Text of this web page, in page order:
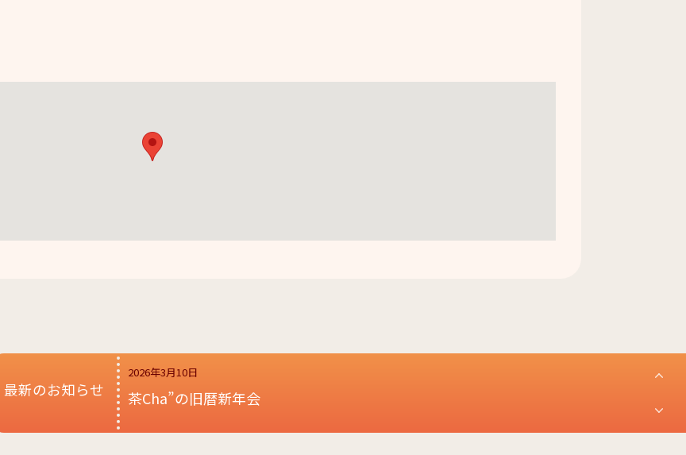
最新のお知らせ
2026年3月10日
茶Cha”の旧暦新年会